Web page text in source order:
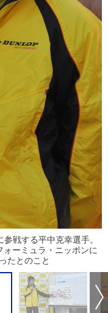
戦する平中克幸選手。
ーミュラ・ニッポンに
たとのこと